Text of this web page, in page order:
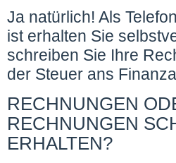
Ja natürlich! Als
ist erhalten Sie
schreiben Sie Ihre
der Steuer ans
RECHNUNGEN
RECHNUNGEN
ERHALTEN?